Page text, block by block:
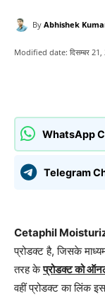
By Abhishek
Modified date: दिसम्बर
WhatsApp
Telegram
Cetaphil
प्रोडक्ट है, जिसके
तरह केप्रोडक्ट को
वहीं प्रोडक्ट का लिंक